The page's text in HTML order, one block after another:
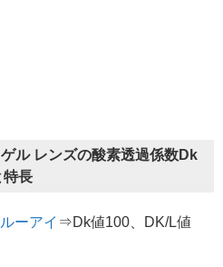
ル レンズの酸素透過係数Dk
特長
ーアイ ⇒Dk値100、DK/L値